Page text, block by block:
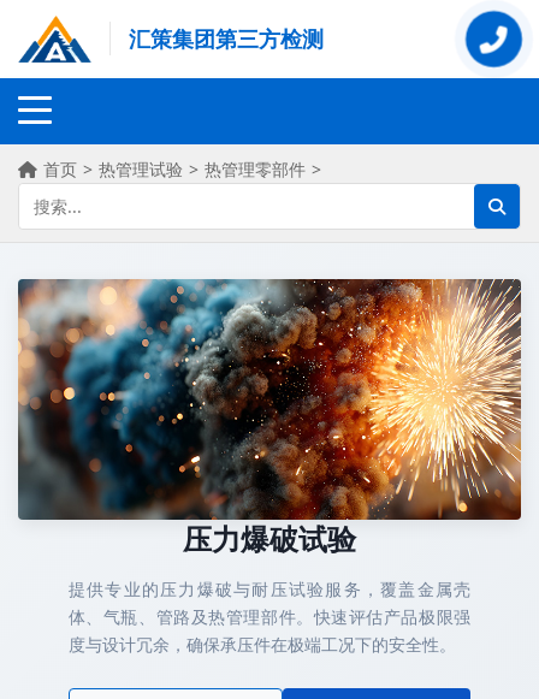
汇策集团第三方检测
首页 > 热管理试验 > 热管理零部件 >
压力爆破试验
提供专业的压力爆破与耐压试验服务，覆盖金属壳
体、气瓶、管路及热管理部件。快速评估产品极限强
度与设计冗余，确保承压件在极端工况下的安全性。